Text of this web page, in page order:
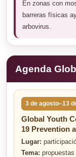
En zonas con
barreras físicas
arbovirus.
Agenda
3 de agosto–13
Global Youth
19 Prevention
Lugar:
Tema: